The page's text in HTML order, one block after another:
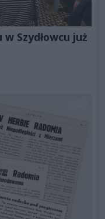
Szydłowcu już